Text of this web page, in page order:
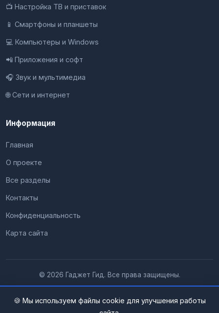
📺 Настройка ТВ и приставок
📱 Смартфоны и планшеты
💻 Компьютеры и Windows
📲 Приложения и софт
🎧 Звук и мультимедиа
🌐 Сети и интернет
Информация
Главная
О проекте
Все разделы
Контакты
Конфиденциальность
Карта сайта
© 2026 Гаджет Гид. Все права защищены.
🍪 Мы используем файлы cookie для улучшения работы